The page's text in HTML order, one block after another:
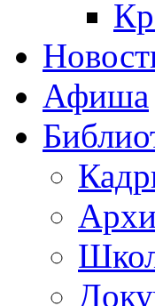
Афиша